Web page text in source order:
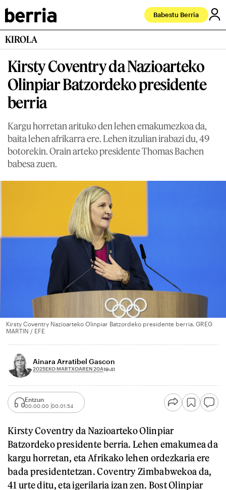
Babestu Berria
KIROLA
Kirsty Coventry da Nazioarteko
Olinpiar Batzordeko presidente
berria
Kargu horretan arituko den lehen emakumezkoa da,
baita lehen afrikarra ere. Lehen itzulian irabazi du, 49
botorekin. Orain arteko presidente Thomas Bachen
babesa zuen.
Kirsty Coventry Nazioarteko Olinpiar Batzordeko presidente berria. GREG
MARTIN / EFE
Ainara Arratibel Gascon
2025EKO MARTXOAREN 20A19:41
Entzun
00:00:00 00:01:54
Kirsty Coventry da Nazioarteko Olinpiar
Batzordeko presidente berria. Lehen emakumea da
kargu horretan, eta Afrikako lehen ordezkaria ere
bada presidentetzan. Coventry Zimbabwekoa da,
41 urte ditu, eta igerilaria izan zen. Bost Olinpiar